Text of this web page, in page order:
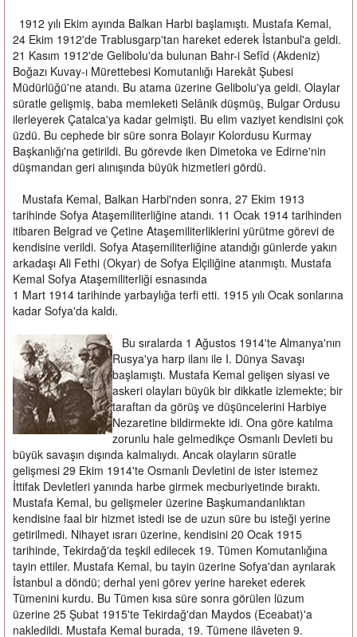
1912 yılı Ekim ayında Balkan Harbi başlamıştı. Mustafa Kemal,
24 Ekim 1912'de Trablusgarp'tan hareket ederek İstanbul'a geldi.
21 Kasım 1912'de Gelibolu'da bulunan Bahr-i Sefîd (Akdeniz)
Boğazı Kuvay-ı Mürettebesi Komutanlığı Harekât Şubesi
Müdürlüğü'ne atandı. Bu atama üzerine Gelibolu'ya geldi. Olaylar
süratle gelişmiş, baba memleketi Selânik düşmüş, Bulgar Ordusu
ilerleyerek Çatalca'ya kadar gelmişti. Bu elim vaziyet kendisini çok
üzdü. Bu cephede bir süre sonra Bolayır Kolordusu Kurmay
Başkanlığı'na getirildi. Bu görevde iken Dimetoka ve Edirne'nin
düşmandan geri alınışında büyük hizmetleri gördü.
Mustafa Kemal, Balkan Harbi'nden sonra, 27 Ekim 1913
tarihinde Sofya Ataşemiliterliğine atandı. 11 Ocak 1914 tarihinden
itibaren Belgrad ve Çetine Ataşemiliterliklerini yürütme görevi de
kendisine verildi. Sofya Ataşemiliterliğine atandığı günlerde yakın
arkadaşı Ali Fethi (Okyar) de Sofya Elçiliğine atanmıştı. Mustafa
Kemal Sofya Ataşemiliterliği esnasında
1 Mart 1914 tarihinde yarbaylığa terfi etti. 1915 yılı Ocak sonlarına
kadar Sofya'da kaldı.
Bu sıralarda 1 Ağustos 1914'te Almanya'nın
Rusya'ya harp ilanı ile I. Dünya Savaşı
başlamıştı. Mustafa Kemal gelişen siyasi ve
askeri olayları büyük bir dikkatle izlemekte; bir
taraftan da görüş ve düşüncelerini Harbiye
Nezaretine bildirmekte idi. Ona göre katılma
zorunlu hale gelmedikçe Osmanlı Devleti bu
büyük savaşın dışında kalmalıydı. Ancak olayların süratle
gelişmesi 29 Ekim 1914'te Osmanlı Devletini de ister istemez
İttifak Devletleri yanında harbe girmek mecburiyetinde bıraktı.
Mustafa Kemal, bu gelişmeler üzerine Başkumandanlıktan
kendisine faal bir hizmet istedi ise de uzun süre bu isteği yerine
getirilmedi. Nihayet ısrarı üzerine, kendisini 20 Ocak 1915
tarihinde, Tekirdağ'da teşkil edilecek 19. Tümen Komutanlığına
tayin ettiler. Mustafa Kemal, bu tayin üzerine Sofya'dan ayrılarak
İstanbul a döndü; derhal yeni görev yerine hareket ederek
Tümenini kurdu. Bu Tümen kısa süre sonra görülen lüzum
üzerine 25 Şubat 1915'te Tekirdağ'dan Maydos (Eceabat)'a
nakledildi. Mustafa Kemal burada, 19. Tümene ilâveten 9.